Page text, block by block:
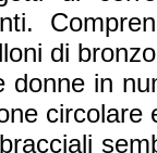
di
donne in
circolare
bracciali